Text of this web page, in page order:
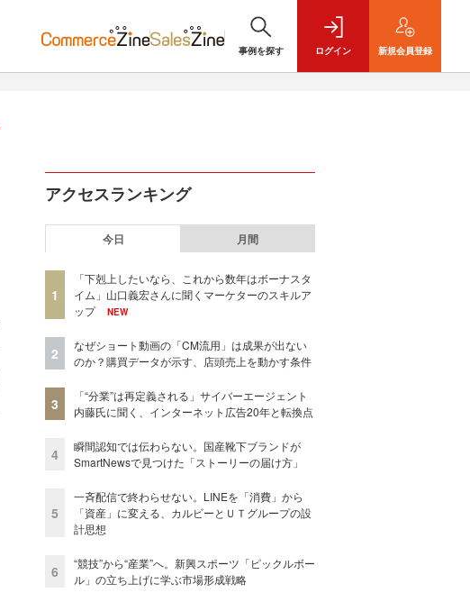
事例を探す ログイン 新規会員登録
アクセスランキング
今日 月間
1
「下剋上したいなら、これから数年はボーナスタ
イム」山口義宏さんに聞くマーケターのスキルア
ップ
NEW
2
なぜショート動画の「CM流用」は成果が出ない
のか？購買データが示す、店頭売上を動かす条件
3
「“分業”は再定義される」サイバーエージェント
内藤氏に聞く、インターネット広告20年と転換点
4
瞬間認知では伝わらない。国産靴下ブランドが
SmartNewsで見つけた「ストーリーの届け方」
5
一斉配信で終わらせない。LINEを「消費」から
「資産」に変える、カルビーとＵＴグループの設
計思想
6
“競技”から“産業”へ。新興スポーツ「ピックルボー
ル」の立ち上げに学ぶ市場形成戦略